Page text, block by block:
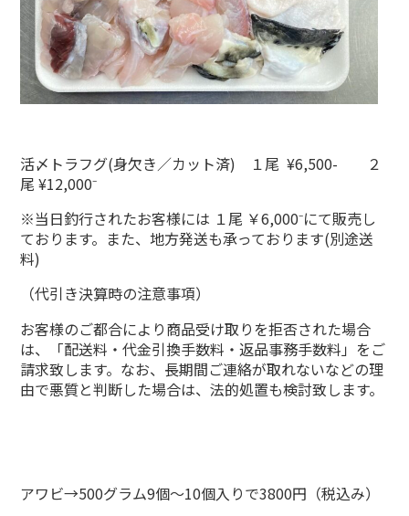
活〆トラフグ(身欠き／カット済) １尾 ¥6,500- ２
尾 ¥12,000⁻
※当日釣行されたお客様には １尾 ￥6,000⁻にて販売し
ております。また、地方発送も承っております(別途送
料)
（代引き決算時の注意事項）
お客様のご都合により商品受け取りを拒否された場合
は、「配送料・代金引換手数料・返品事務手数料」をご
請求致します。なお、長期間ご連絡が取れないなどの理
由で悪質と判断した場合は、法的処置も検討致します。
アワビ→500グラム9個～10個入りで3800円（税込み）